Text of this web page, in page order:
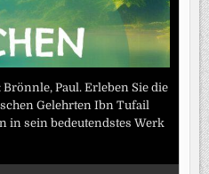
Paul. Erleben Sie die
Gelehrten Ibn Tufail
in sein bedeutendstes Werk